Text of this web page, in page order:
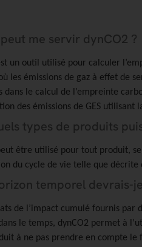
me servir dynCO2 ?
un outil utilisé pour calculer
les émissions de gaz à effet de
dans le calcul de l’empreinte
des émissions de GES
types de produits
être utilisé pour tout produit,
du cycle de vie telle que décrite
temporel devrais-
de l’impact cumulé fournis par
le temps, dynCO2 permet à
à ne pas prendre en compte le